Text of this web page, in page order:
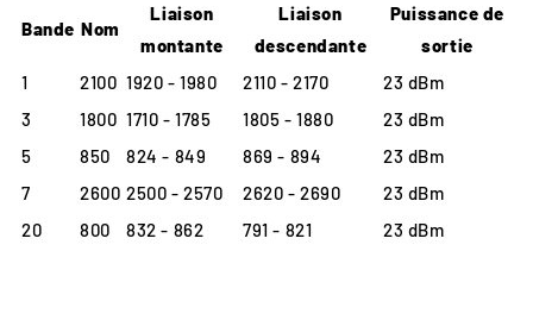
Bande Nom
Liaison
montante
Liaison
descendante
Puissance de
sortie
1
2100 1920 - 1980 2110 - 2170
23 dBm
3
1800 1710 - 1785 1805 - 1880
23 dBm
5
850 824 - 849 869 - 894
23 dBm
7
2600 2500 - 2570 2620 - 2690
23 dBm
20
800 832 - 862 791 - 821 23 dBm